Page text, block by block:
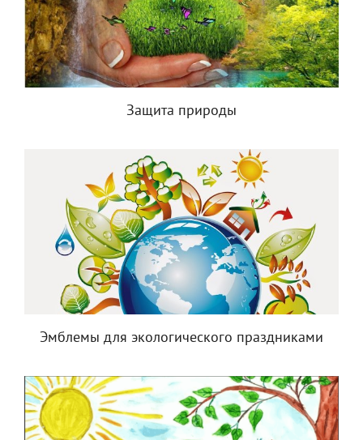
Защита природы
Эмблемы для экологического праздниками